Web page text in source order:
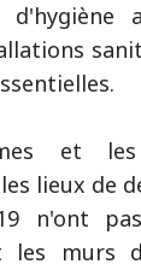
d'hygiène
et
lieux de
n'ont
les murs